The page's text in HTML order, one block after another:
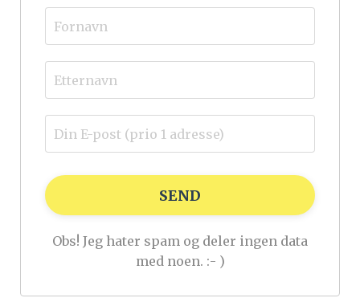
SEND
Obs! Jeg hater spam og deler ingen data
med noen. :- )